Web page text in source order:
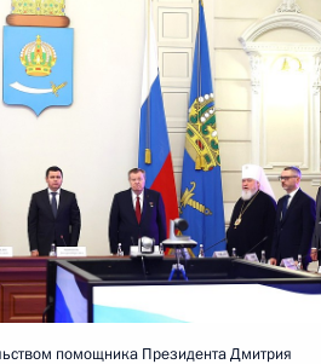
помощника Президента Дмитрия